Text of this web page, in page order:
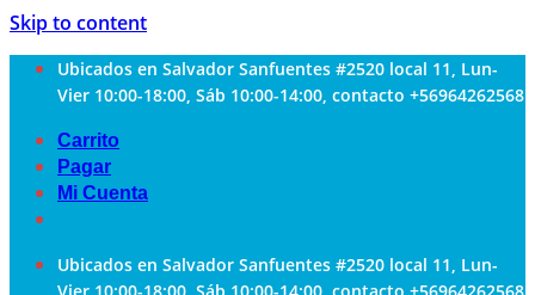
Skip to content
Ubicados en Salvador Sanfuentes #2520 local 11, Lun-
Vier 10:00-18:00, Sáb 10:00-14:00, contacto +56964262568
Carrito
Pagar
Mi Cuenta
Ubicados en Salvador Sanfuentes #2520 local 11, Lun-